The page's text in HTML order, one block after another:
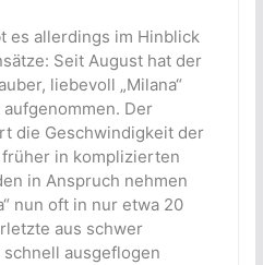
es allerdings im Hinblick
Seit August hat der
liebevoll „Milana“
Der
die Geschwindigkeit der
früher in komplizierten
in Anspruch nehmen
nun oft in nur etwa 20
aus schwer
ausgeflogen